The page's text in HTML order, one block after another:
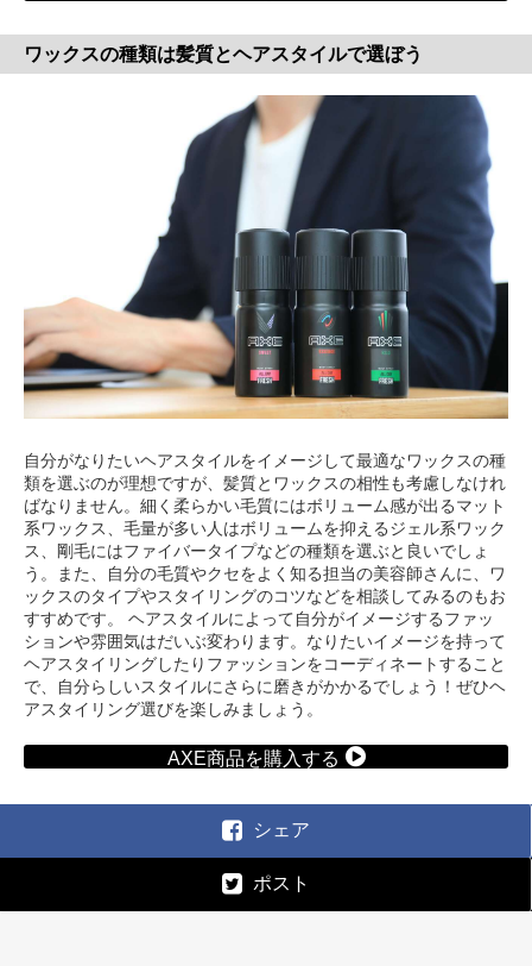
ワックスの種類は髪質とヘアスタイルで選ぼう
自分がなりたいヘアスタイルをイメージして最適なワックスの種
類を選ぶのが理想ですが、髪質とワックスの相性も考慮しなけれ
ばなりません。細く柔らかい毛質にはボリューム感が出るマット
系ワックス、毛量が多い人はボリュームを抑えるジェル系ワック
ス、剛毛にはファイバータイプなどの種類を選ぶと良いでしょ
う。また、自分の毛質やクセをよく知る担当の美容師さんに、ワ
ックスのタイプやスタイリングのコツなどを相談してみるのもお
すすめです。 ヘアスタイルによって自分がイメージするファッ
ションや雰囲気はだいぶ変わります。なりたいイメージを持って
ヘアスタイリングしたりファッションをコーディネートすること
で、自分らしいスタイルにさらに磨きがかかるでしょう！ぜひヘ
アスタイリング選びを楽しみましょう。
AXE商品を購入する
シェア
ポスト